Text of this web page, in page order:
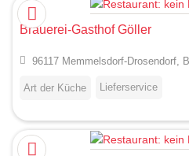
Brauerei-Gasthof Göller
96117 Memmelsdorf-Drosendorf,
Art der Küche Lieferservice